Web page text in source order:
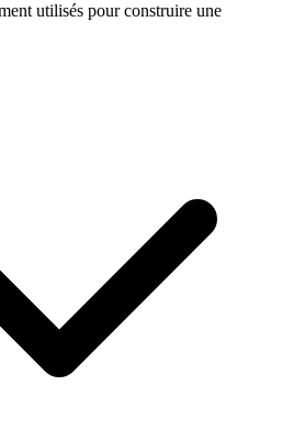
utilisés pour construire une